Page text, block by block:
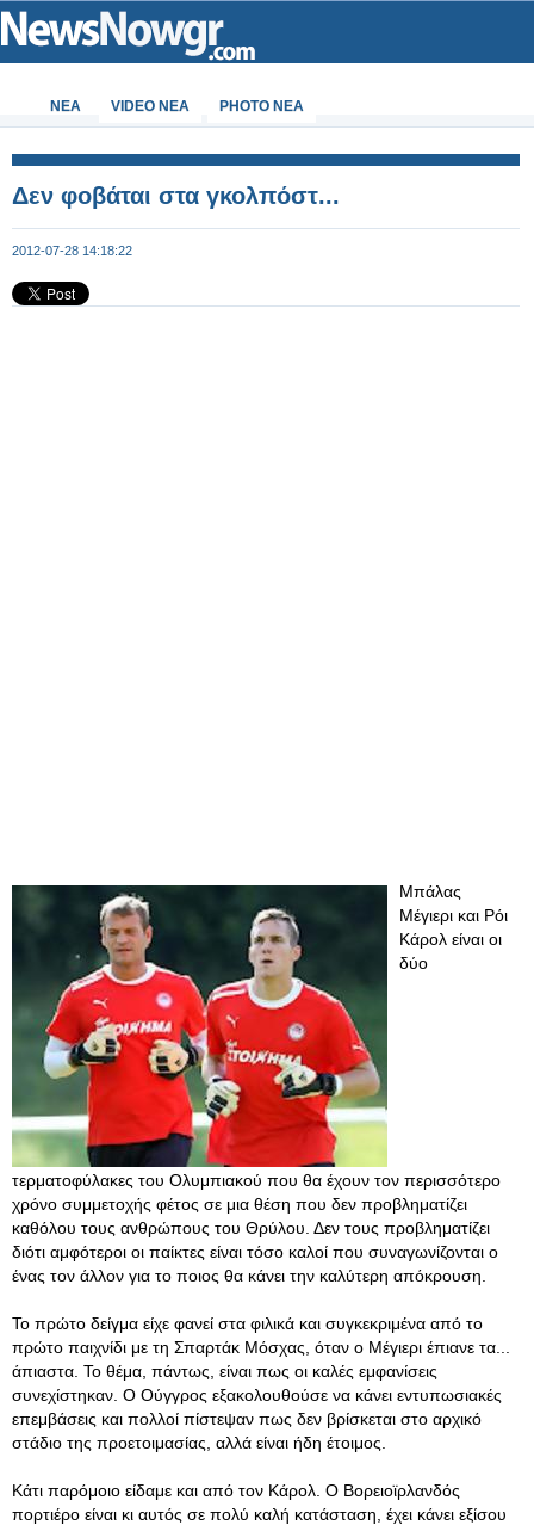
ΝΕΑ VIDEO NEA PHOTO NEA
Δεν φοβάται στα γκολπόστ...
2012-07-28 14:18:22
Μπάλας
Μέγιερι και Ρόι
Κάρολ είναι οι
δύο
τερματοφύλακες του Ολυμπιακού που θα έχουν τον περισσότερο
χρόνο συμμετοχής φέτος σε μια θέση που δεν προβληματίζει
καθόλου τους ανθρώπους του Θρύλου. Δεν τους προβληματίζει
διότι αμφότεροι οι παίκτες είναι τόσο καλοί που συναγωνίζονται ο
ένας τον άλλον για το ποιος θα κάνει την καλύτερη απόκρουση.
Το πρώτο δείγμα είχε φανεί στα φιλικά και συγκεκριμένα από το
πρώτο παιχνίδι με τη Σπαρτάκ Μόσχας, όταν ο Μέγιερι έπιανε τα...
άπιαστα. Το θέμα, πάντως, είναι πως οι καλές εμφανίσεις
συνεχίστηκαν. Ο Ούγγρος εξακολουθούσε να κάνει εντυπωσιακές
επεμβάσεις και πολλοί πίστεψαν πως δεν βρίσκεται στο αρχικό
στάδιο της προετοιμασίας, αλλά είναι ήδη έτοιμος.
Κάτι παρόμοιο είδαμε και από τον Κάρολ. Ο Βορειοϊρλανδός
πορτιέρο είναι κι αυτός σε πολύ καλή κατάσταση, έχει κάνει εξίσου